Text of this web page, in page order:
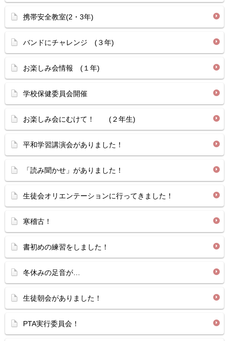
携帯安全教室(2・3年)
バンドにチャレンジ (３年)
お楽しみ会情報 (１年)
学校保健委員会開催
お楽しみ会にむけて！ (２年生)
平和学習講演会がありました！
「読み聞かせ」がありました！
生徒会オリエンテーションに行ってきました！
寒稽古！
書初めの練習をしました！
冬休みの足音が…
生徒朝会がありました！
PTA実行委員会！